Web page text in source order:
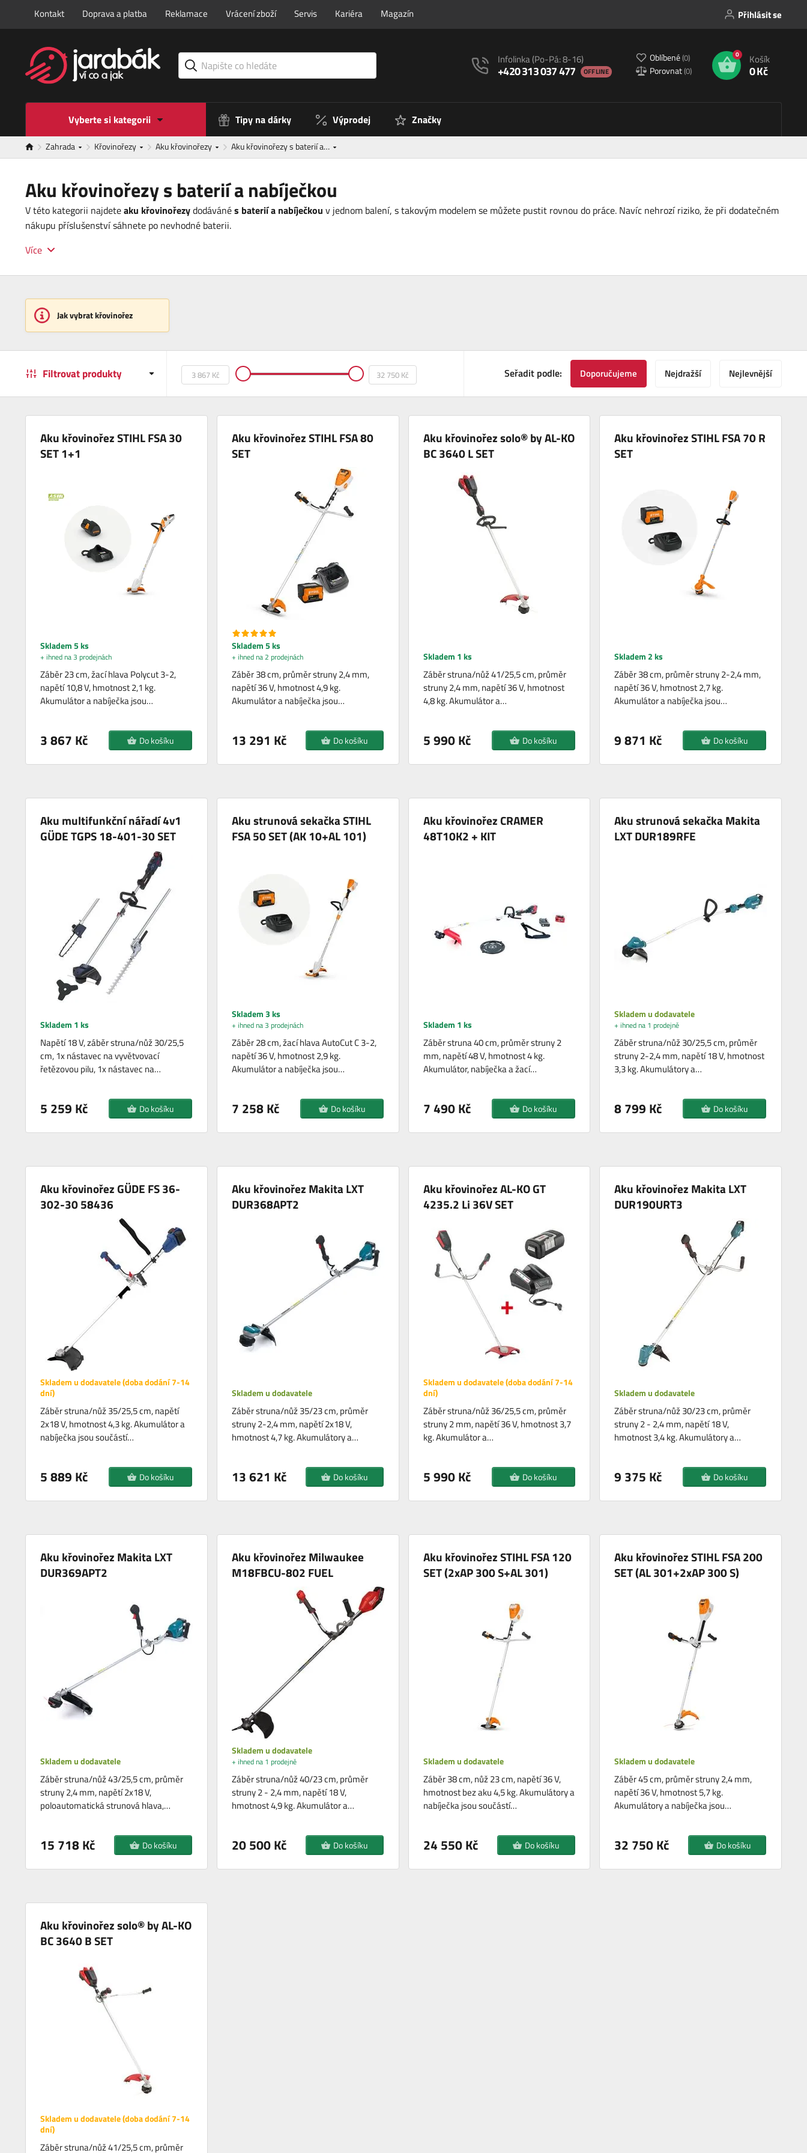
Kontakt Doprava a platba Reklamace Vrácení zboží Servis Kariéra Magazín Přihlásit se
Infolinka(Po-Pá: 8-16)
+420 313 037 477 OFFLINE
Oblíbené(0)
Porovnat(0)
0 Košík
0 Kč
Vyberte si kategorii Tipy na dárky Výprodej Značky
Zahrada Křovinořezy Aku křovinořezy Aku křovinořezy s baterií a…
Aku křovinořezy s baterií a nabíječkou
V této kategorii najdeteaku křovinořezydodávánés baterií a nabíječkou v jednom balení, s takovým modelem se můžete pustit rovnou do práce. Navíc nehrozí riziko, že při dodatečném
nákupu příslušenství sáhnete po nevhodné baterii.
Více
Jak vybrat křovinořez
Filtrovat produkty Seřadit podle: Doporučujeme Nejdražší Nejlevnější
Aku křovinořez STIHL FSA 30
SET 1+1
Skladem 5 ks
+ ihned na 3 prodejnách
Záběr 23 cm, žací hlava Polycut 3-2,
napětí 10,8 V, hmotnost 2,1 kg.
Akumulátor a nabíječka jsou…
3 867 Kč Do košíku
Aku křovinořez STIHL FSA 80
SET
Skladem 5 ks
+ ihned na 2 prodejnách
Záběr 38 cm, průměr struny 2,4 mm,
napětí 36 V, hmotnost 4,9 kg.
Akumulátor a nabíječka jsou…
13 291 Kč Do košíku
Aku křovinořez solo® by AL-KO
BC 3640 L SET
Skladem 1 ks
Záběr struna/nůž 41/25,5 cm, průměr
struny 2,4 mm, napětí 36 V, hmotnost
4,8 kg. Akumulátor a…
5 990 Kč Do košíku
Aku křovinořez STIHL FSA 70 R
SET
Skladem 2 ks
Záběr 38 cm, průměr struny 2-2,4 mm,
napětí 36 V, hmotnost 2,7 kg.
Akumulátor a nabíječka jsou…
9 871 Kč Do košíku
Aku multifunkční nářadí 4v1
GÜDE TGPS 18-401-30 SET
Skladem 1 ks
Napětí 18 V, záběr struna/nůž 30/25,5
cm, 1x nástavec na vyvětvovací
řetězovou pilu, 1x nástavec na…
5 259 Kč Do košíku
Aku strunová sekačka STIHL
FSA 50 SET (AK 10+AL 101)
Skladem 3 ks
+ ihned na 3 prodejnách
Záběr 28 cm, žací hlava AutoCut C 3-2,
napětí 36 V, hmotnost 2,9 kg.
Akumulátor a nabíječka jsou…
7 258 Kč Do košíku
Aku křovinořez CRAMER
48T10K2 + KIT
Skladem 1 ks
Záběr struna 40 cm, průměr struny 2
mm, napětí 48 V, hmotnost 4 kg.
Akumulátor, nabíječka a žací…
7 490 Kč Do košíku
Aku strunová sekačka Makita
LXT DUR189RFE
Skladem u dodavatele
+ ihned na 1 prodejně
Záběr struna/nůž 30/25,5 cm, průměr
struny 2-2,4 mm, napětí 18 V, hmotnost
3,3 kg. Akumulátory a…
8 799 Kč Do košíku
Aku křovinořez GÜDE FS 36-
302-30 58436
Skladem u dodavatele (doba dodání 7-14
dní)
Záběr struna/nůž 35/25,5 cm, napětí
2x18 V, hmotnost 4,3 kg. Akumulátor a
nabíječka jsou součástí…
5 889 Kč Do košíku
Aku křovinořez Makita LXT
DUR368APT2
Skladem u dodavatele
Záběr struna/nůž 35/23 cm, průměr
struny 2-2,4 mm, napětí 2x18 V,
hmotnost 4,7 kg. Akumulátory a…
13 621 Kč Do košíku
Aku křovinořez AL-KO GT
4235.2 Li 36V SET
Skladem u dodavatele (doba dodání 7-14
dní)
Záběr struna/nůž 36/25,5 cm, průměr
struny 2 mm, napětí 36 V, hmotnost 3,7
kg. Akumulátor a…
5 990 Kč Do košíku
Aku křovinořez Makita LXT
DUR190URT3
Skladem u dodavatele
Záběr struna/nůž 30/23 cm, průměr
struny 2 - 2,4 mm, napětí 18 V,
hmotnost 3,4 kg. Akumulátory a…
9 375 Kč Do košíku
Aku křovinořez Makita LXT
DUR369APT2
Skladem u dodavatele
Záběr struna/nůž 43/25,5 cm, průměr
struny 2,4 mm, napětí 2x18 V,
poloautomatická strunová hlava,…
15 718 Kč Do košíku
Aku křovinořez Milwaukee
M18FBCU-802 FUEL
Skladem u dodavatele
+ ihned na 1 prodejně
Záběr struna/nůž 40/23 cm, průměr
struny 2 - 2,4 mm, napětí 18 V,
hmotnost 4,9 kg. Akumulátor a…
20 500 Kč Do košíku
Aku křovinořez STIHL FSA 120
SET (2xAP 300 S+AL 301)
Skladem u dodavatele
Záběr 38 cm, nůž 23 cm, napětí 36 V,
hmotnost bez aku 4,5 kg. Akumulátory a
nabíječka jsou součástí…
24 550 Kč Do košíku
Aku křovinořez STIHL FSA 200
SET (AL 301+2xAP 300 S)
Skladem u dodavatele
Záběr 45 cm, průměr struny 2,4 mm,
napětí 36 V, hmotnost 5,7 kg.
Akumulátory a nabíječka jsou…
32 750 Kč Do košíku
Aku křovinořez solo® by AL-KO
BC 3640 B SET
Skladem u dodavatele (doba dodání 7-14
dní)
Záběr struna/nůž 41/25,5 cm, průměr